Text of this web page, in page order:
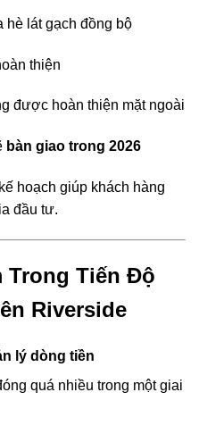
lát gạch đồng bộ
thiện
được hoàn thiện mặt ngoài
bàn giao trong 2026
hoạch giúp khách hàng
đầu tư.
Trong Tiến Độ
Riverside
lý dòng tiền
quá nhiều trong một giai